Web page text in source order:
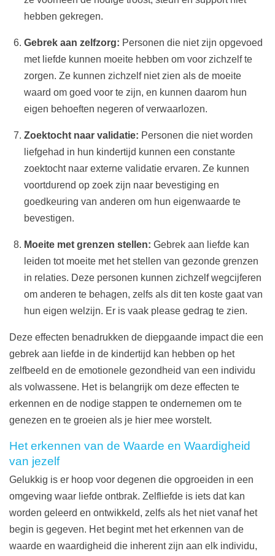
hebben gekregen.
Gebrek aan zelfzorg: Personen die niet zijn opgevoed
met liefde kunnen moeite hebben om voor zichzelf te
zorgen. Ze kunnen zichzelf niet zien als de moeite
waard om goed voor te zijn, en kunnen daarom hun
eigen behoeften negeren of verwaarlozen.
Zoektocht naar validatie: Personen die niet worden
liefgehad in hun kindertijd kunnen een constante
zoektocht naar externe validatie ervaren. Ze kunnen
voortdurend op zoek zijn naar bevestiging en
goedkeuring van anderen om hun eigenwaarde te
bevestigen.
Moeite met grenzen stellen: Gebrek aan liefde kan
leiden tot moeite met het stellen van gezonde grenzen
in relaties. Deze personen kunnen zichzelf wegcijferen
om anderen te behagen, zelfs als dit ten koste gaat van
hun eigen welzijn. Er is vaak please gedrag te zien.
Deze effecten benadrukken de diepgaande impact die een
gebrek aan liefde in de kindertijd kan hebben op het
zelfbeeld en de emotionele gezondheid van een individu
als volwassene. Het is belangrijk om deze effecten te
erkennen en de nodige stappen te ondernemen om te
genezen en te groeien als je hier mee worstelt.
Het erkennen van de Waarde en Waardigheid
van jezelf
Gelukkig is er hoop voor degenen die opgroeiden in een
omgeving waar liefde ontbrak. Zelfliefde is iets dat kan
worden geleerd en ontwikkeld, zelfs als het niet vanaf het
begin is gegeven. Het begint met het erkennen van de
waarde en waardigheid die inherent zijn aan elk individu,